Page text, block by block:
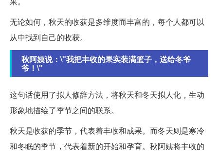
无论如何，秋天的收获是多维度而丰富的，每个人都可以
从中找到自己的收获。
秋阿姨说：\"我把丰收的果实装满篮子，送给冬爷
爷！\"
这句话使用了拟人修辞方法，将秋天和冬天拟人化，生动
形象地描绘了季节之间的联系。
秋天是收获的季节，代表着丰收和成果。而冬天则是寒冷
和冬眠的季节，代表着新的开始和孕育。秋阿姨将丰收的